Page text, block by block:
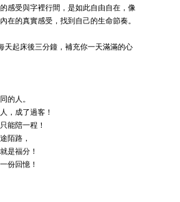
感受與字裡行間，是如此自由自在，像
在的真實感受，找到自己的生命節奏。
天起床後三分鐘，補充你一天滿滿的心
的人。
，成了過客！
能陪一程！
陌路，
是福分！
份回憶！